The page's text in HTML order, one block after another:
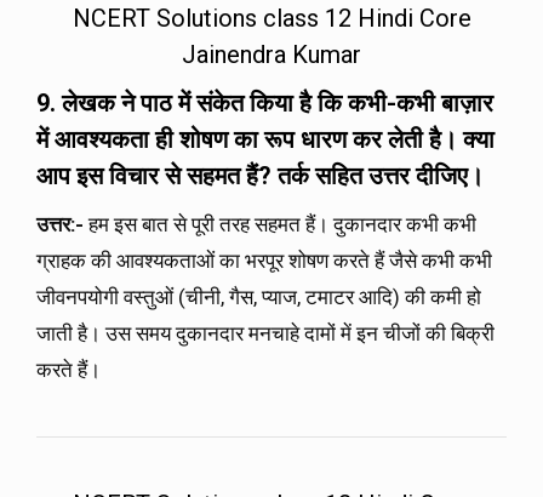
NCERT Solutions class 12 Hindi Core
Jainendra Kumar
9. लेखक ने पाठ में संकेत किया है कि कभी-कभी बाज़ार
में आवश्यकता ही शोषण का रूप धारण कर लेती है। क्या
आप इस विचार से सहमत हैं? तर्क सहित उत्तर दीजिए।
उत्तर:-हम इस बात से पूरी तरह सहमत हैं। दुकानदार कभी कभी
ग्राहक की आवश्यकताओं का भरपूर शोषण करते हैं जैसे कभी कभी
जीवनपयोगी वस्तुओं (चीनी, गैस, प्याज, टमाटर आदि) की कमी हो
जाती है। उस समय दुकानदार मनचाहे दामों में इन चीजों की बिक्री
करते हैं।